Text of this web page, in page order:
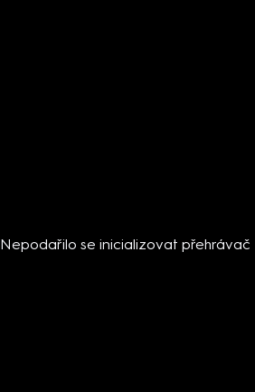
Nepodařilo se inicializovat přehrávač